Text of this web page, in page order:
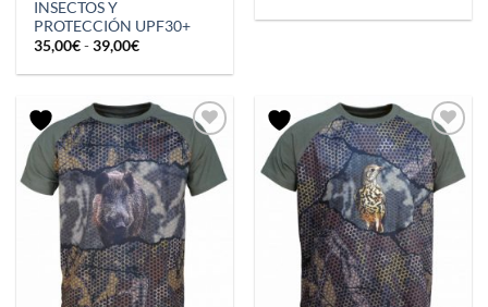
INSECTOS Y
PROTECCIÓN UPF30+
35,00€-39,00€Rango
precios:
35,00€
hasta
39,00€